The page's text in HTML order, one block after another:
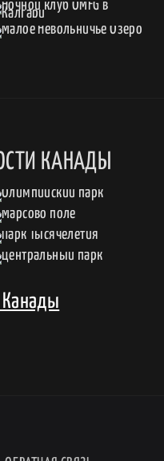
КАНАДЫ
Канады